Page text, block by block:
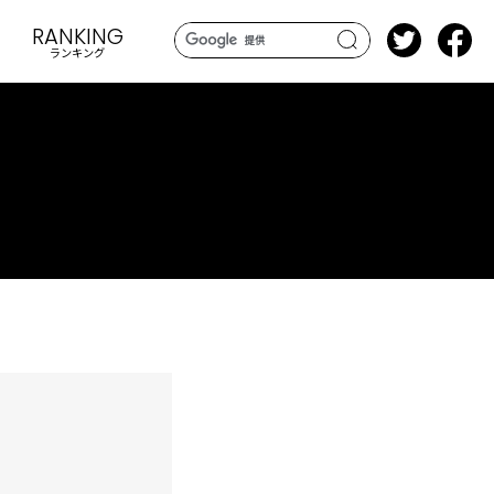
search
RANKING
ランキング